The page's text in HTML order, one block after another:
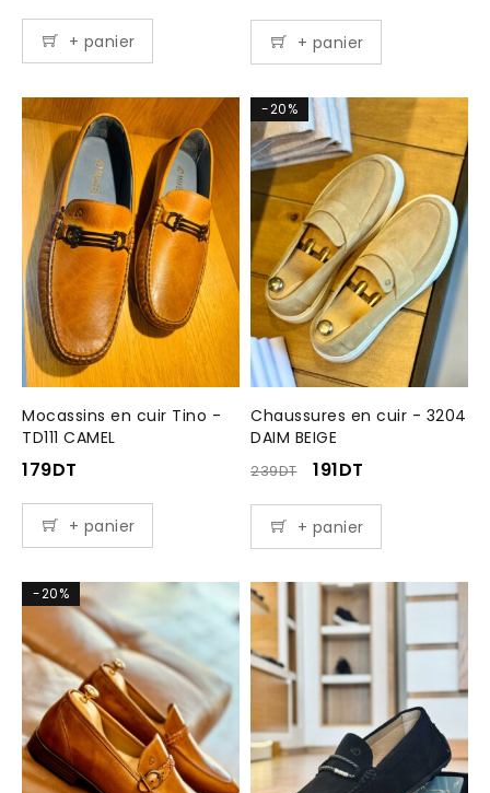
+ panier + panier
Mocassins en cuir Tino -
TD111 CAMEL
179DT
+ panier
-20%
Chaussures en cuir - 3204
DAIM BEIGE
239DT 191DT
+ panier
-20%